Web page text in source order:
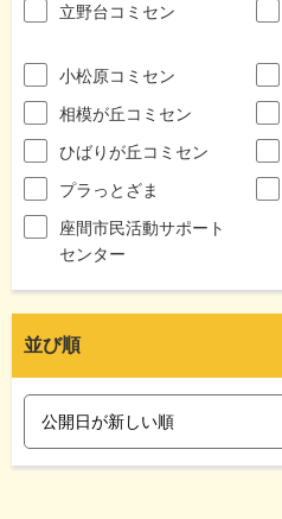
立野台コミセン
小松原コミセン
相模が丘コミセン
ひばりが丘コミセン
プラっとざま
座間市民活動サポート
センター
並び順